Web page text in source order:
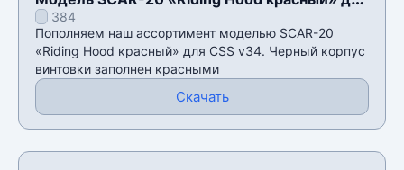
CSS v34
384
Пополняем наш ассортимент моделью SCAR-20
«Riding Hood красный» для CSS v34. Черный корпус
винтовки заполнен красными
Скачать